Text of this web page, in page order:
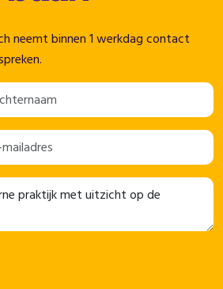
neemt binnen 1 werkdag contact